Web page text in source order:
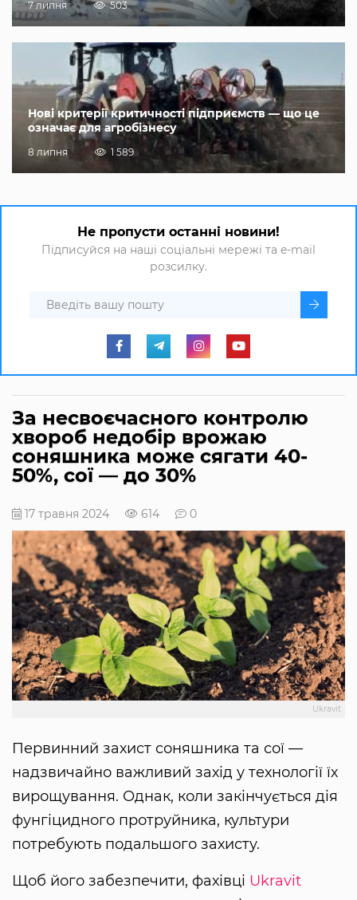
7 липня 503
Нові критерії критичності підприємств — що це
означає для агробізнесу
8 липня 1 589
Не пропусти останні новини!
Підписуйся на наші соціальні мережі та e-mail
розсилку.
За несвоєчасного контролю
хвороб недобір врожаю
соняшника може сягати 40-
50%, сої — до 30%
17 травня 2024 614 0
Ukravit
Первинний захист соняшника та сої —
надзвичайно важливий захід у технології їх
вирощування. Однак, коли закінчується дія
фунгіцидного протруйника, культури
потребують подальшого захисту.
Щоб його забезпечити, фахівці Ukravit